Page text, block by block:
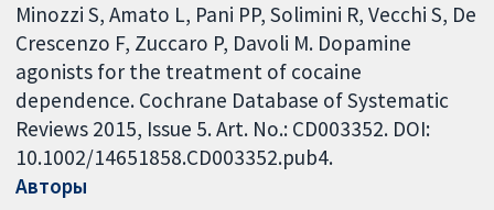
Minozzi S, Amato L, Pani PP, Solimini R, Vecchi S, De
Crescenzo F, Zuccaro P, Davoli M. Dopamine
agonists for the treatment of cocaine
dependence. Cochrane Database of Systematic
Reviews 2015, Issue 5. Art. No.: CD003352. DOI:
10.1002/14651858.CD003352.pub4.
Авторы